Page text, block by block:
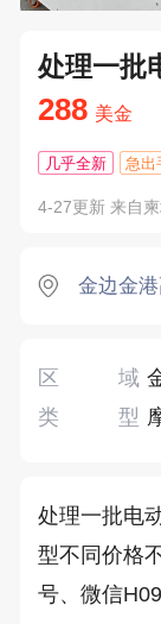
处理一批
288 美金
几乎全新 急出
4-27更新 来自
金边金
区域
类型
处理一批电
型不同价格
号、微信